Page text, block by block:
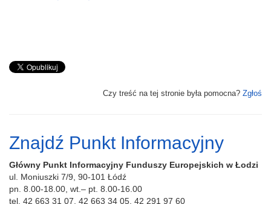
Czy treść na tej stronie była pomocna? Zgłoś
Znajdź Punkt Informacyjny
Główny Punkt Informacyjny Funduszy Europejskich w Łodzi
ul. Moniuszki 7/9, 90-101 Łódź
pn. 8.00-18.00, wt.– pt. 8.00-16.00
tel. 42 663 31 07, 42 663 34 05, 42 291 97 60